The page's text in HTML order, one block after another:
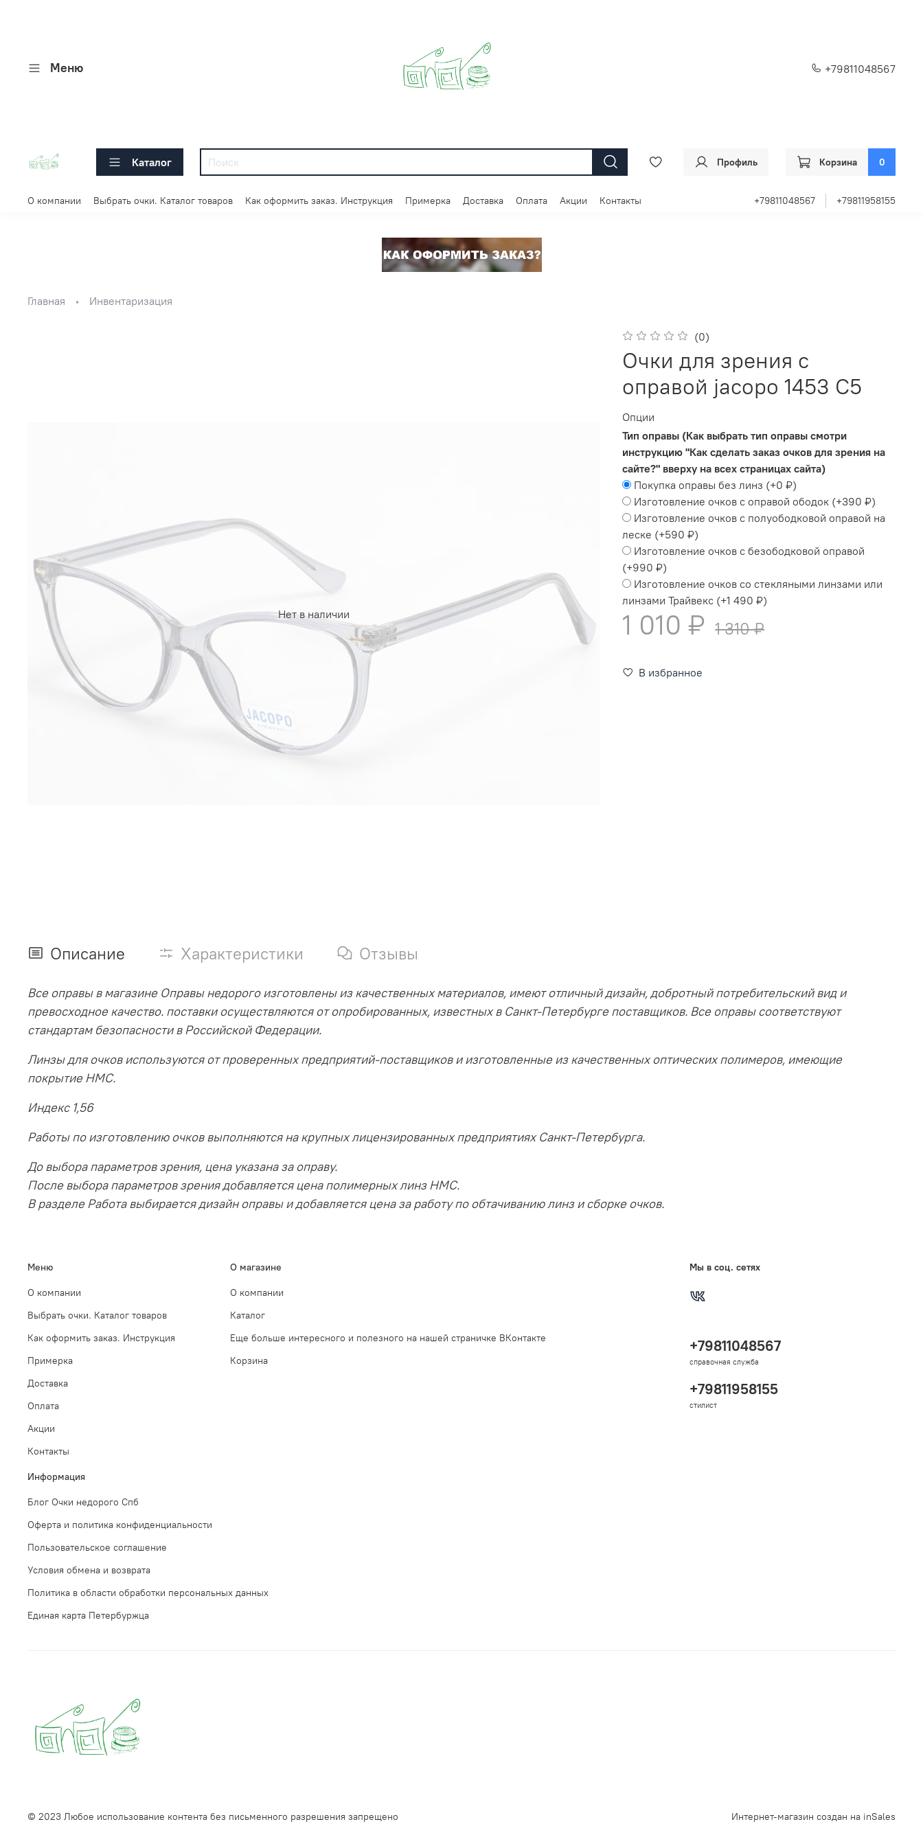
Меню +79811048567
Каталог Профиль Корзина 0
О компании Выбрать очки. Каталог товаров Как оформить заказ. Инструкция Примерка Доставка Оплата Акции Контакты +79811048567 +79811958155
Главная Инвентаризация
Нет в наличии
(0)
Очки для зрения с
оправой jacopo 1453 C5
Опции
Тип оправы (Как выбрать тип оправы смотри
инструкцию "Как сделать заказ очков для зрения на
сайте?" вверху на всех страницах сайта)
Покупка оправы без линз (+0 ₽)
Изготовление очков с оправой ободок (+390 ₽)
Изготовление очков с полуободковой оправой на
леске (+590 ₽)
Изготовление очков с безободковой оправой
(+990 ₽)
Изготовление очков со стекляными линзами или
линзами Трайвекс (+1 490 ₽)
1 010 ₽ 1 310 ₽
В избранное
Описание Характеристики Отзывы
Все оправы в магазине Оправы недорого изготовлены из качественных материалов, имеют отличный дизайн, добротный потребительский вид и
превосходное качество. поставки осуществляются от опробированных, известных в Санкт-Петербурге поставщиков. Все оправы соответствуют
стандартам безопасности в Российской Федерации.
Линзы для очков используются от проверенных предприятий-поставщиков и изготовленные из качественных оптических полимеров, имеющие
покрытие HMC.
Индекс 1,56
Работы по изготовлению очков выполняются на крупных лицензированных предприятиях Санкт-Петербурга.
До выбора параметров зрения, цена указана за оправу.
После выбора параметров зрения добавляется цена полимерных линз HMC.
В разделе Работа выбирается дизайн оправы и добавляется цена за работу по обтачиванию линз и сборке очков.
Меню
О компании
Выбрать очки. Каталог товаров
Как оформить заказ. Инструкция
Примерка
Доставка
Оплата
Акции
Контакты
О магазине
О компании
Каталог
Еще больше интересного и полезного на нашей страничке ВКонтакте
Корзина
Информация
Блог Очки недорого Спб
Оферта и политика конфиденциальности
Пользовательское соглашение
Условия обмена и возврата
Политика в области обработки персональных данных
Единая карта Петербуржца
Мы в соц. сетях
+79811048567
справочная служба
+79811958155
стилист
© 2023 Любое использование контента без письменного разрешения запрещено Интернет-магазин создан на inSales